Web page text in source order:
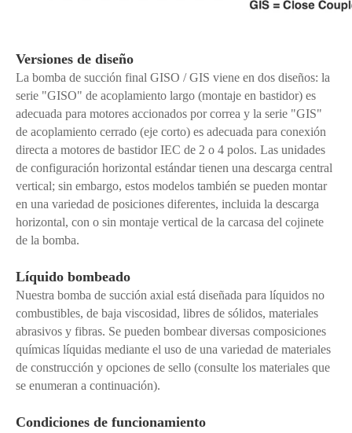
Versiones de diseño
La bomba de succión final GISO / GIS viene en dos diseños: la
serie "GISO" de acoplamiento largo (montaje en bastidor) es
adecuada para motores accionados por correa y la serie "GIS"
de acoplamiento cerrado (eje corto) es adecuada para conexión
directa a motores de bastidor IEC de 2 o 4 polos. Las unidades
de configuración horizontal estándar tienen una descarga central
vertical; sin embargo, estos modelos también se pueden montar
en una variedad de posiciones diferentes, incluida la descarga
horizontal, con o sin montaje vertical de la carcasa del cojinete
de la bomba.
Líquido bombeado
Nuestra bomba de succión axial está diseñada para líquidos no
combustibles, de baja viscosidad, libres de sólidos, materiales
abrasivos y fibras. Se pueden bombear diversas composiciones
químicas líquidas mediante el uso de una variedad de materiales
de construcción y opciones de sello (consulte los materiales que
se enumeran a continuación).
Condiciones de funcionamiento